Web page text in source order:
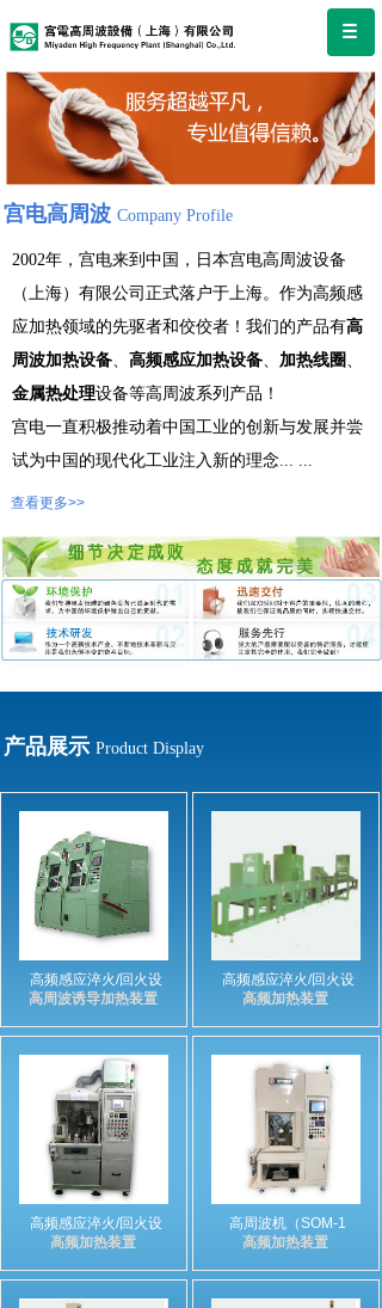
宫电高周波 Company Profile
2002年，宫电来到中国，日本宫电高周波设备
（上海）有限公司正式落户于上海。作为高频感
应加热领域的先驱者和佼佼者！我们的产品有高
周波加热设备、 高频感应加热设备、 加热线圈 、
金属热处理设备等高周波系列产品！
宫电一直积极推动着中国工业的创新与发展并尝
试为中国的现代化工业注入新的理念... ...
查看更多>>
产品展示 Product Display
高频感应淬火/回火设
高周波诱导加热装置
高频感应淬火/回火设
高频加热装置
高频感应淬火/回火设
高频加热装置
高周波机（SOM-1
高频加热装置